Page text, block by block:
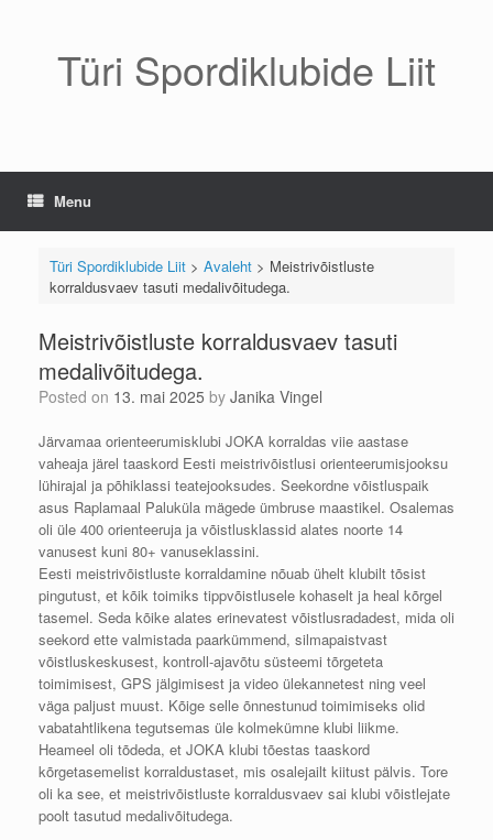
Türi Spordiklubide Liit
Menu
Türi Spordiklubide Liit> Avaleht> Meistrivõistluste
korraldusvaev tasuti medalivõitudega.
Meistrivõistluste korraldusvaev tasuti
medalivõitudega.
Posted on 13. mai 2025 by Janika Vingel
Järvamaa orienteerumisklubi JOKA korraldas viie aastase
vaheaja järel taaskord Eesti meistrivõistlusi orienteerumisjooksu
lühirajal ja põhiklassi teatejooksudes. Seekordne võistluspaik
asus Raplamaal Paluküla mägede ümbruse maastikel. Osalemas
oli üle 400 orienteeruja ja võistlusklassid alates noorte 14
vanusest kuni 80+ vanuseklassini.
Eesti meistrivõistluste korraldamine nõuab ühelt klubilt tõsist
pingutust, et kõik toimiks tippvõistlusele kohaselt ja heal kõrgel
tasemel. Seda kõike alates erinevatest võistlusradadest, mida oli
seekord ette valmistada paarkümmend, silmapaistvast
võistluskeskusest, kontroll-ajavõtu süsteemi tõrgeteta
toimimisest, GPS jälgimisest ja video ülekannetest ning veel
väga paljust muust. Kõige selle õnnestunud toimimiseks olid
vabatahtlikena tegutsemas üle kolmekümne klubi liikme.
Heameel oli tõdeda, et JOKA klubi tõestas taaskord
kõrgetasemelist korraldustaset, mis osalejailt kiitust pälvis. Tore
oli ka see, et meistrivõistluste korraldusvaev sai klubi võistlejate
poolt tasutud medalivõitudega.